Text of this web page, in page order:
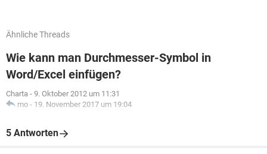
Ähnliche Threads
Wie kann man Durchmesser-Symbol in
Word/Excel einfügen?
Charta - 9. Oktober 2012 um 11:31
mo - 19. November 2017 um 19:04
5 Antworten